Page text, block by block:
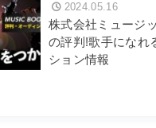
株式会社ミュージ
の評判!歌手になれ
ション情報
2024.05.16